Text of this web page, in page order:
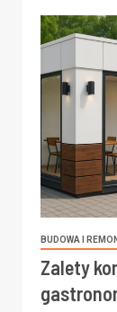
BUDOWA I
Zalety